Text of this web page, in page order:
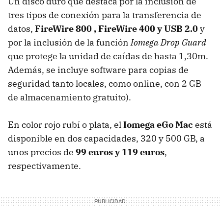
tres tipos de conexión para la transferencia de
datos, FireWire 800 , FireWire 400 yUSB 2.0y
por la inclusión de la funciónIomega Drop Guard
que protege la unidad de caídas de hasta 1,30m.
Además, se incluye software para copias de
seguridad tanto locales, como online, con 2 GB
de almacenamiento gratuito).
En color rojo rubí o plata, elIomega eGo Mac está
disponible en dos capacidades, 320 y 500 GB, a
unos precios de 99 euros y 119 euros,
respectivamente.